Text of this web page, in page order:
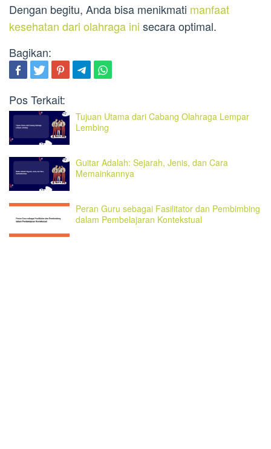
Dengan begitu, Anda bisa menikmati manfaat
kesehatan dari olahraga ini secara optimal.
Bagikan:
Pos Terkait:
Tujuan Utama dari Cabang Olahraga Lempar
Lembing
Guitar Adalah: Sejarah, Jenis, dan Cara
Memainkannya
Peran Guru sebagai Fasilitator dan Pembimbing
dalam Pembelajaran Kontekstual